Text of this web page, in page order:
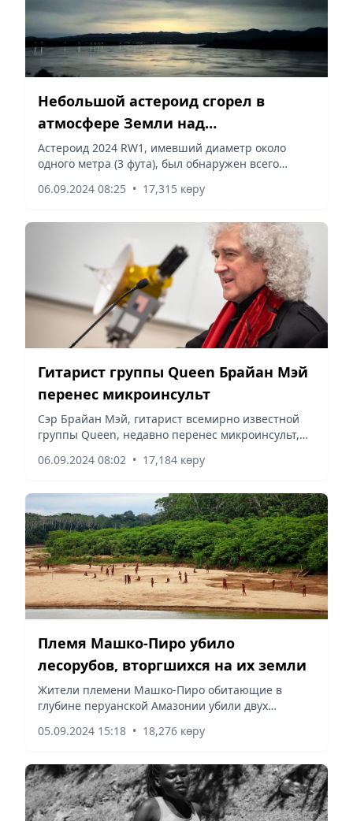
Небольшой астероид сгорел в
атмосфере Земли над
Филиппинами
Астероид 2024 RW1, имевший диаметр около
одного метра (3 фута), был обнаружен всего
Vecher.kz со ссылкой на Associated press.
06.09.2024 08:25 • 17,315 көру
Гитарист группы Queen Брайан Мэй
перенес микроинсульт
Сэр Брайан Мэй, гитарист всемирно известной
группы Queen, недавно перенес микроинсульт,
рукой, передает Vecher.kz, ссылаясь на BBC.
06.09.2024 08:02 • 17,184 көру
Племя Машко-Пиро убило
лесорубов, вторгшихся на их земли
Жители племени Машко-Пиро обитающие в
глубине перуанской Амазонии убили двух
смерти оказались лук и стрелы, сообщает
05.09.2024 15:18 • 18,276 көру